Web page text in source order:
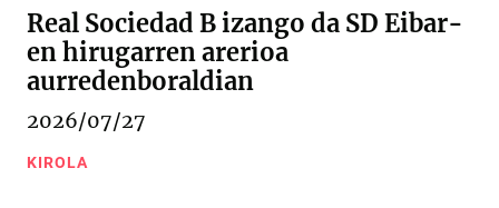
Real Sociedad B izango da SD Eibar-
en hirugarren arerioa
aurredenboraldian
2026/07/27
KIROLA